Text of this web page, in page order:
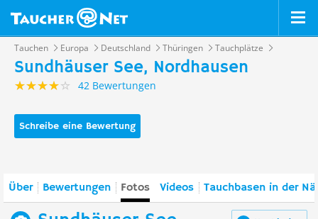
Tauchen Europa Deutschland Thüringen Tauchplätze
Sundhäuser See, Nordhausen
42 Bewertungen
Schreibe eine Bewertung
Über Bewertungen Fotos Videos Tauchbasen in der